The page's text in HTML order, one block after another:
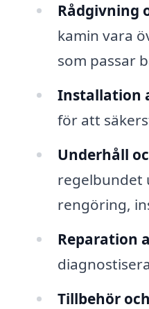
Rådgivning
kamin vara
som passar
Installation
för att
Underhåll
regelbundet
rengöring,
Reparation
Tillbehör